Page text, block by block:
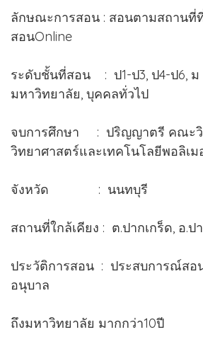
ลักษณะการสอน : สอนตามสถานที่
สอนOnline
ระดับชั้นที่สอน : ป1-ป3, ป4-ป6, ม
มหาวิทยาลัย, บุคคลทั่วไป
จบการศึกษา : ปริญญาตรี คณะวิ
วิทยาศาสตร์และเทคโนโลยีพอลิเม
จังหวัด : นนทบุรี
สถานที่ใกล้เคียง : ต.ปากเกร็ด, อ.ป
ประวัติการสอน : ประสบการณ์ส
อนุบาล
ถึงมหาวิทยาลัย มากกว่า10ปี